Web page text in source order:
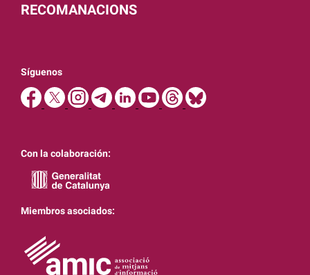
RECOMANACIONS
Síguenos
Con la colaboración:
Miembros asociados: